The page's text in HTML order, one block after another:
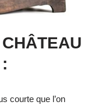
courte que l’on